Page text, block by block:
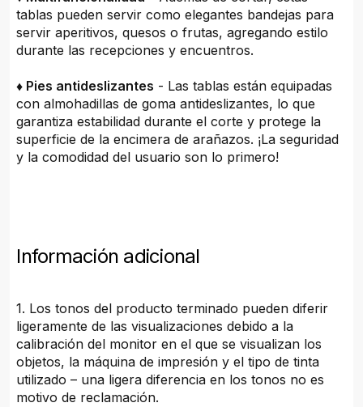
tablas pueden servir como elegantes bandejas para
servir aperitivos, quesos o frutas, agregando estilo
durante las recepciones y encuentros.
♦ Pies antideslizantes - Las tablas están equipadas
con almohadillas de goma antideslizantes, lo que
garantiza estabilidad durante el corte y protege la
superficie de la encimera de arañazos. ¡La seguridad
y la comodidad del usuario son lo primero!
Información adicional
1. Los tonos del producto terminado pueden diferir
ligeramente de las visualizaciones debido a la
calibración del monitor en el que se visualizan los
objetos, la máquina de impresión y el tipo de tinta
utilizado – una ligera diferencia en los tonos no es
motivo de reclamación.